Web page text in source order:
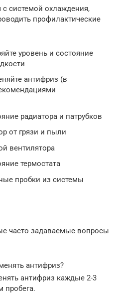
системой охлаждения,
профилактические
уровень и состояние
антифриз (в
радиатора и патрубков
от грязи и пыли
вентилятора
термостата
пробки из системы
часто задаваемые вопросы
антифриз?
антифриз каждые 2-3
пробега.